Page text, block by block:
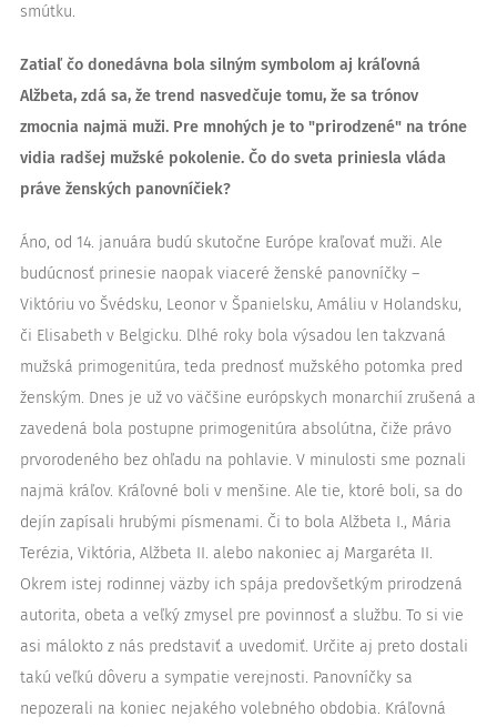
smútku.
Zatiaľ čo donedávna bola silným symbolom aj kráľovná
Alžbeta, zdá sa, že trend nasvedčuje tomu, že sa trónov
zmocnia najmä muži. Pre mnohých je to "prirodzené" na tróne
vidia radšej mužské pokolenie. Čo do sveta priniesla vláda
práve ženských panovníčiek?
Áno, od 14. januára budú skutočne Európe kraľovať muži. Ale
budúcnosť prinesie naopak viaceré ženské panovníčky –
Viktóriu vo Švédsku, Leonor v Španielsku, Amáliu v Holandsku,
či Elisabeth v Belgicku. Dlhé roky bola výsadou len takzvaná
mužská primogenitúra, teda prednosť mužského potomka pred
ženským. Dnes je už vo väčšine európskych monarchií zrušená a
zavedená bola postupne primogenitúra absolútna, čiže právo
prvorodeného bez ohľadu na pohlavie. V minulosti sme poznali
najmä kráľov. Kráľovné boli v menšine. Ale tie, ktoré boli, sa do
dejín zapísali hrubými písmenami. Či to bola Alžbeta I., Mária
Terézia, Viktória, Alžbeta II. alebo nakoniec aj Margaréta II.
Okrem istej rodinnej väzby ich spája predovšetkým prirodzená
autorita, obeta a veľký zmysel pre povinnosť a službu. To si vie
asi málokto z nás predstaviť a uvedomiť. Určite aj preto dostali
takú veľkú dôveru a sympatie verejnosti. Panovníčky sa
nepozerali na koniec nejakého volebného obdobia. Kráľovná